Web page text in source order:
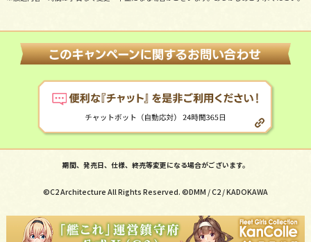
期間、発売日、仕様、終売等変更になる場合がございます。
©C2 Architecture All Rights Reserved. ©DMM / C2 / KADOKAWA